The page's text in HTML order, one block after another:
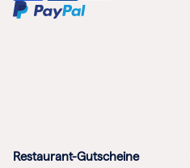
Restaurant-Gutscheine